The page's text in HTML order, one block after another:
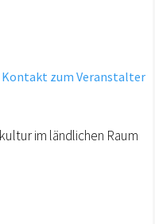
Kontakt zum Veranstalter
im ländlichen Raum